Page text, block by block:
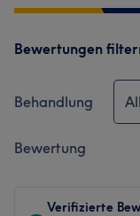
Bewertungen
Behandlung
Bewertung
Verifizierte